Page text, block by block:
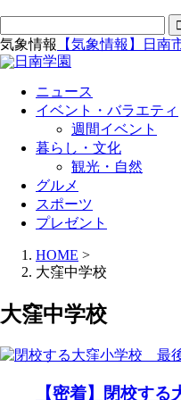
気象情報 【気象情報】日南
ニュース
イベント・バラエティ
週間イベント
暮らし・文化
観光・自然
グルメ
スポーツ
プレゼント
HOME >
大窪中学校
大窪中学校
【密着】閉校す